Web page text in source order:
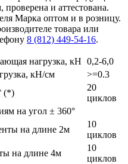
и аттестована.
Марка оптом и в розницу.
товара или
8 (812) 449-54-16.
нагрузка, кН 0,2-6,0
кН/см
>=0.3
(*)
20
циклов
на угол ± 360°
на длине 2м
10
циклов
на длине 4м
10
циклов